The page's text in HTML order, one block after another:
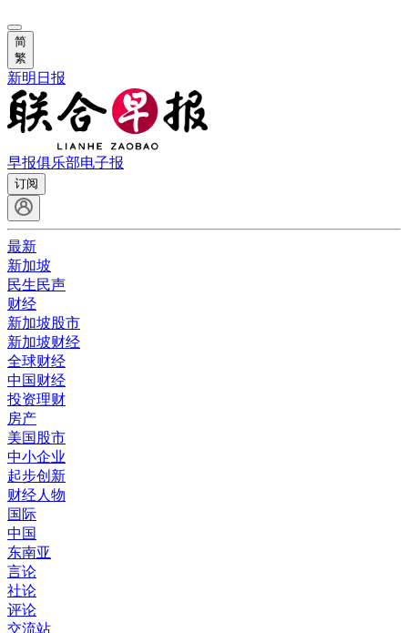
简
繁
新明日报
早报俱乐部电子报
订阅
最新
新加坡
民生民声
财经
新加坡股市
新加坡财经
全球财经
中国财经
投资理财
房产
美国股市
中小企业
起步创新
财经人物
国际
中国
东南亚
言论
社论
评论
交流站